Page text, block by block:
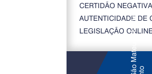
CERTIDÃO
AUTENTICIDADE DE
LEGISLAÇÃO